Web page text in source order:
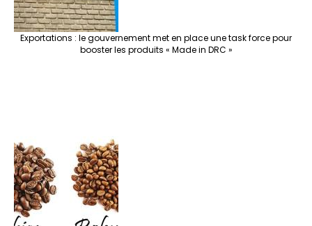
Exportations : le gouvernement met en place une task force pour
booster les produits « Made in DRC »